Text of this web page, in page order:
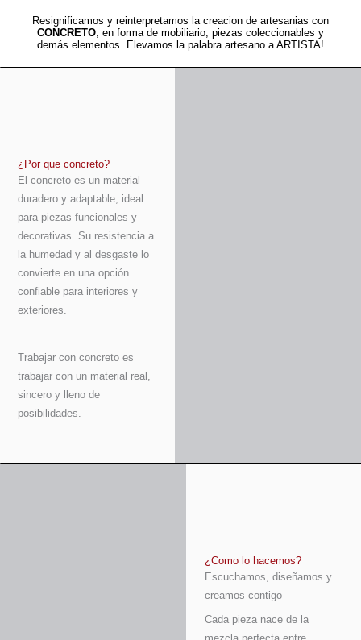
Resignificamos y reinterpretamos la creacion de artesanias con
CONCRETO, en forma de mobiliario, piezas coleccionables y
demás elementos. Elevamos la palabra artesano a ARTISTA!
¿Por que concreto?
El concreto es un material
duradero y adaptable, ideal
para piezas funcionales y
decorativas. Su resistencia a
la humedad y al desgaste lo
convierte en una opción
confiable para interiores y
exteriores.
Trabajar con concreto es
trabajar con un material real,
sincero y lleno de
posibilidades.
¿Como lo hacemos?
Escuchamos, diseñamos y
creamos contigo
Cada pieza nace de la